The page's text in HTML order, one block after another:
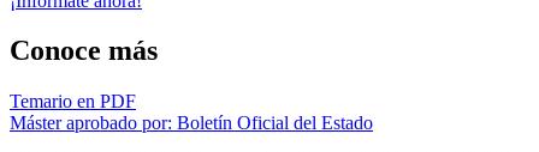
Conoce más
Temario en PDF
Máster aprobado por: Boletín Oficial del Estado